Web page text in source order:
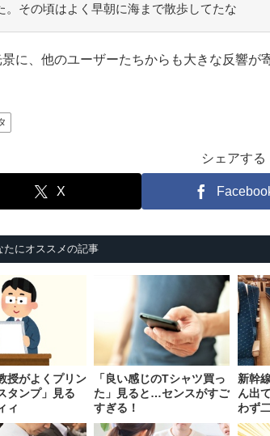
。その頃はよく早朝に海まで散歩してたな
に、他のユーザーたちからも大きな反響が
シェアする
X
たにオススメの記事
授がよくプリン
タンプ」見る
ィ
「良い感じのTシャツ買っ
た」見ると…センスがすご
すぎる！
新幹
ん出
わず